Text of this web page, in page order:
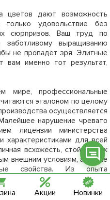
цветов дают возможность
только удовольствие без
сюрпризов. Ваш труд по
заботливому выращиванию
не пропадет зря. Элитные
вам именно тот результат,
профессиональные
эталоном по целому
осуществляется
нарушение чревато
лицензии министерства
характеристиками для всей
всхожесть, стойкость к
внешним условиям, а также
свойства. Из опыта
можно судить, что такие
подходят и для теплиц, и
на рассаду, и для
Фейсбук
Телеграм
Інстаграм
Онлайн чат
Акции Новинки